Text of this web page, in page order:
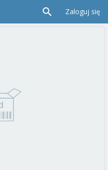
Zaloguj się